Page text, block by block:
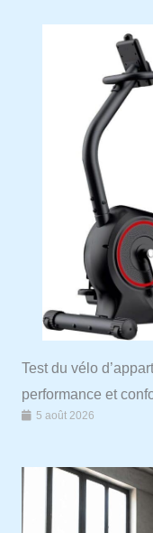
Test du vélo
performance et
5 août 2026